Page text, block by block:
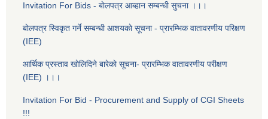
Invitation For Bids - बाेलपत्र आब्हान सम्बन्धी सुचना ।।।
बाेलपत्र स्विकृत गर्ने सम्बन्धी आशयकाे सूचना - प्रारम्भिक वातावरणीय परिक्षण
(IEE)
आर्थिक प्रस्ताव खाेलिदिने बारेकाे सूचना- प्रारम्भिक वातावरणीय परीक्षण
(IEE) ।।।
Invitation For Bid - Procurement and Supply of CGI Sheets
!!!